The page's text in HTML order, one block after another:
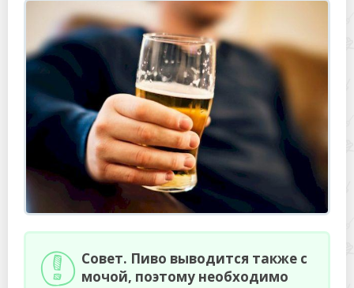
Совет. Пиво выводится также с
мочой, поэтому необходимо